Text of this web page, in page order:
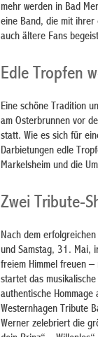
mehr werden in Bad
eine Band, die mit ihrer
auch ältere Fans
Edle Tropfen
Eine schöne Tradition
am Osterbrunnen vor
statt. Wie es sich für
Darbietungen edle
Markelsheim und die
Zwei Tribute-
Nach dem
und Samstag, 31. Mai,
freiem Himmel freuen –
startet das
authentische
Westernhagen Tribute
Werner zelebriert die